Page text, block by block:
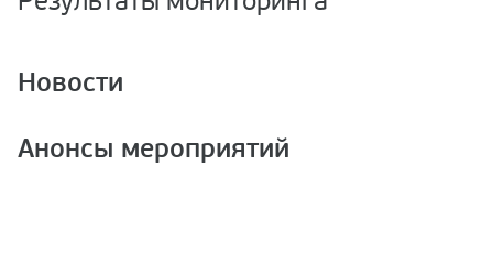
Новости
Анонсы мероприятий